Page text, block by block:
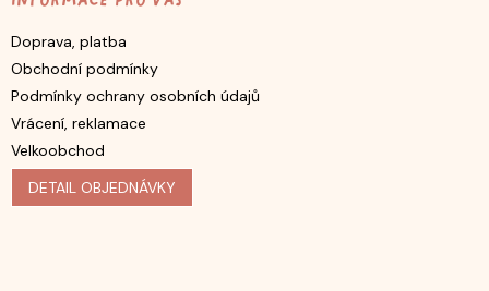
Doprava, platba
Obchodní podmínky
Podmínky ochrany osobních údajů
Vrácení, reklamace
Velkoobchod
DETAIL OBJEDNÁVKY